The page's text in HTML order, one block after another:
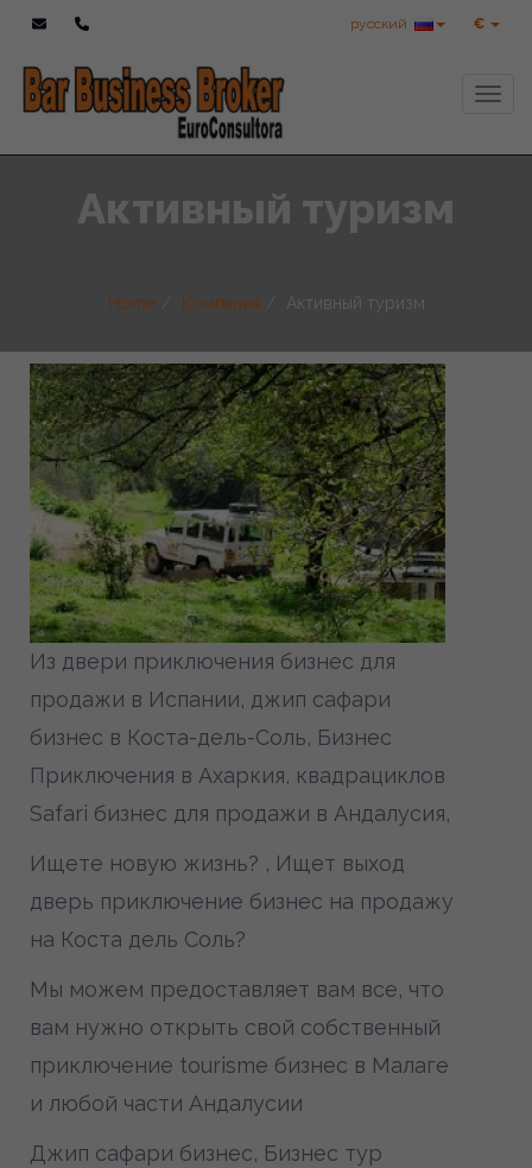
€
русский
Активный туризм
Home Компания Активный туризм
Из двери приключения бизнес для
продажи в Испании, джип сафари
бизнес в Коста-дель-Соль, Бизнес
Приключения в Ахаркия, квадрациклов
Safari бизнес для продажи в Андалусия,
Ищете новую жизнь? , Ищет выход
дверь приключение бизнес на продажу
на Коста дель Соль?
Мы можем предоставляет вам все, что
вам нужно открыть свой собственный
приключение tourisme бизнес в Малаге
и любой части Андалусии
Джип сафари бизнес, Бизнес тур